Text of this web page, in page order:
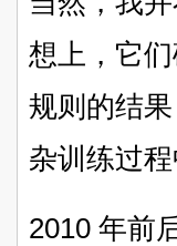
想上，它
规则的结
杂训练过程
2010 年前